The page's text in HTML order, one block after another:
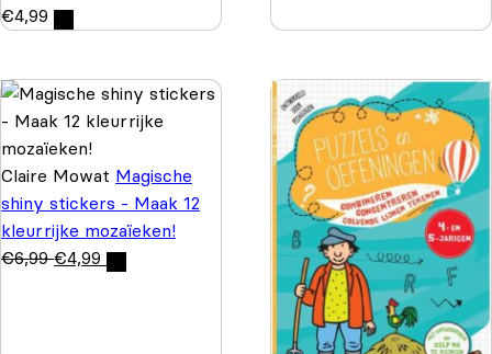
€4,99
Claire Mowat Magische
shiny stickers - Maak 12
kleurrijke mozaïeken!
€6,99 €4,99